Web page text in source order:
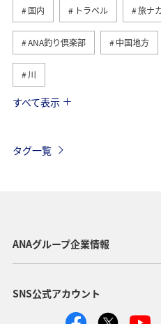
国内 トラベル 旅ナ
ANA釣り倶楽部 中国地方
川
イワナ
すべて表示
タグ一覧
ANAグループ企業情報
SNS公式アカウント